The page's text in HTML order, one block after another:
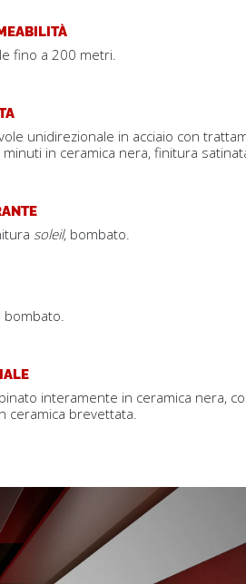
fino a 200 metri.
unidirezionale in acciaio con
in ceramica nera, finitura
soleil, bombato.
interamente in ceramica nera,
ceramica brevettata.